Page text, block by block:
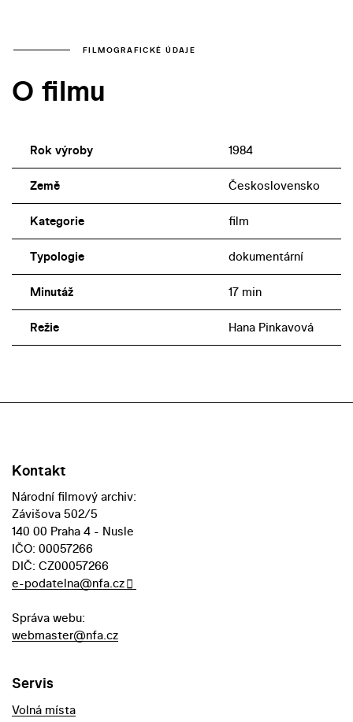
FILMOGRAFICKÉ ÚDAJE
O filmu
Rok výroby 1984
Země Československo
Kategorie film
Typologie dokumentární
Minutáž 17 min
Režie Hana Pinkavová
Kontakt
Národní filmový archiv:
Závišova 502/5
140 00 Praha 4 - Nusle
IČO: 00057266
DIČ: CZ00057266
e-podatelna@nfa.cz
Správa webu:
webmaster@nfa.cz
Servis
Volná místa